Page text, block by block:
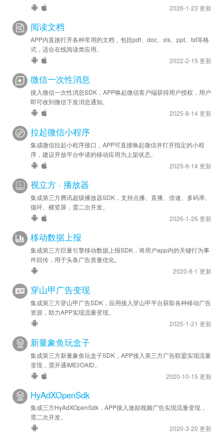
安卓新增 - 广告应用下载确认提示，以满足合规要求
安卓优化 - SDK 升级至 v4.400.1270
2021-08-17
安卓优化 - SDK 升级至 v4.391.1261
2026-1-23 更新
阅读文档
APP内直接打开各种常用的文档，包括pdf、doc、xls、ppt、txt等格
式，适合在线阅读类应用。
2022-2-15 更新
微信一次性消息
接入微信一次性消息SDK，APP唤起微信客户端获得用户授权，用户
即可收到微信下发消息通知。
2025-8-14 更新
拉起微信小程序
集成微信拉起小程序接口，APP可直接唤起微信并打开指定的小程
序，建议开放平台申请的移动应用为上架状态。
2025-8-14 更新
视立方 · 播放器
集成第三方腾讯超级播放器SDK，支持点播、直播、倍速、多码率、
循环、横竖屏，需二次开发。
2026-1-26 更新
移动数据上报
集成第三方巨量引擎移动数据上报SDK，将用户app内的关键行为事
件回传，用于头条广告质量优化。
2020-8-1 更新
穿山甲广告变现
集成第三方穿山甲广告SDK，应用接入穿山甲平台获取各种移动广告
资源，助力APP实现流量变现。
2025-1-21 更新
新量象鱼玩盒子
集成第三方新量象鱼玩盒子SDK，APP接入第三方广告联盟实现流量
变现，需开通IMEI/OAID。
2020-10-15 更新
HyAdXOpenSdk
集成三方HyAdXOpenSdk，APP接入激励视频广告实现流量变现，
需二次开发。
2020-3-20 更新